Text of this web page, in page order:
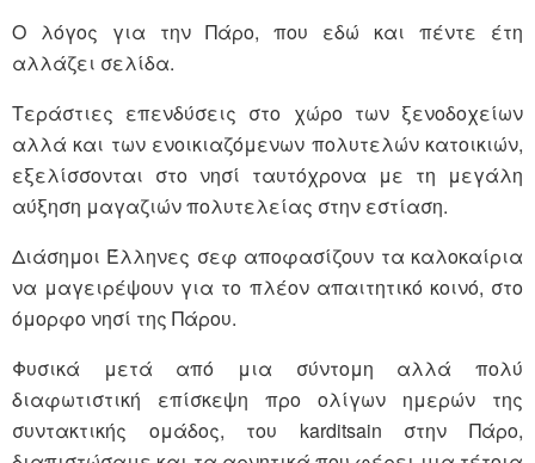
Ο λόγος για την Πάρο, που εδώ και πέντε έτη
αλλάζει σελίδα.
Τεράστιες επενδύσεις στο χώρο των ξενοδοχείων
αλλά και των ενοικιαζόμενων πολυτελών κατοικιών,
εξελίσσονται στο νησί ταυτόχρονα με τη μεγάλη
αύξηση μαγαζιών πολυτελείας στην εστίαση.
Διάσημοι Έλληνες σεφ αποφασίζουν τα καλοκαίρια
να μαγειρέψουν για το πλέον απαιτητικό κοινό, στο
όμορφο νησί της Πάρου.
Φυσικά μετά από μια σύντομη αλλά πολύ
διαφωτιστική επίσκεψη προ ολίγων ημερών της
συντακτικής ομάδος, του karditsain στην Πάρο,